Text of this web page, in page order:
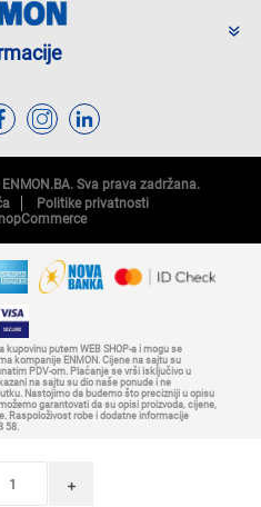
i
Sva prava zadržana.
Politike privatnosti
nopCommerce
kupovinu putem WEB SHOP-a i mogu se
kompanije ENMON. Cijene na sajtu su
PDV-om. Plaćanje se vrši isključivo u
na sajtu su dio naše ponude i ne
Nastojimo da budemo što precizniji u opisu
garantovati da su opisi proizvoda, cijene,
Raspoloživost robe i dodatne informacije
58.